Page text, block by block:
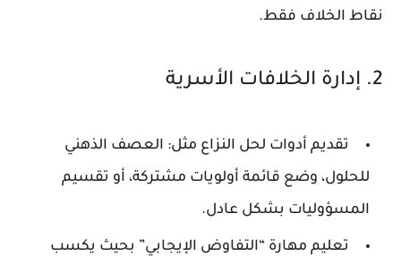
نقاط الخلاف فقط.
2. إدارة الخلافات الأسرية
تقديم أدوات لحل النزاع مثل: العصف الذهني
للحلول، وضع قائمة أولويات مشتركة، أو تقسيم
المسؤوليات بشكل عادل.
تعليم مهارة “التفاوض الإيجابي” بحيث يكسب